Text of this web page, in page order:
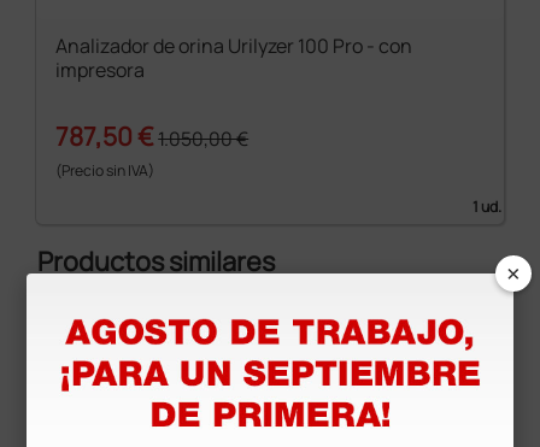
Analizador de orina Urilyzer 100 Pro - con
impresora
787,50 €1.050,00 €
(Precio sin IVA)
1 ud.
Productos similares ×